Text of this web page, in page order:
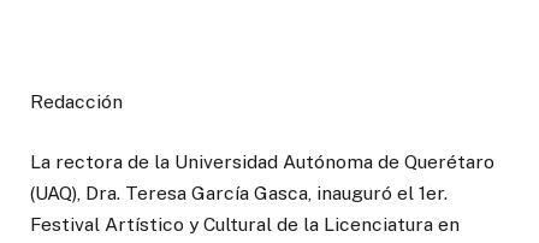
Redacción
La rectora de la Universidad Autónoma de Querétaro
(UAQ), Dra. Teresa García Gasca, inauguró el 1er.
Festival Artístico y Cultural de la Licenciatura en